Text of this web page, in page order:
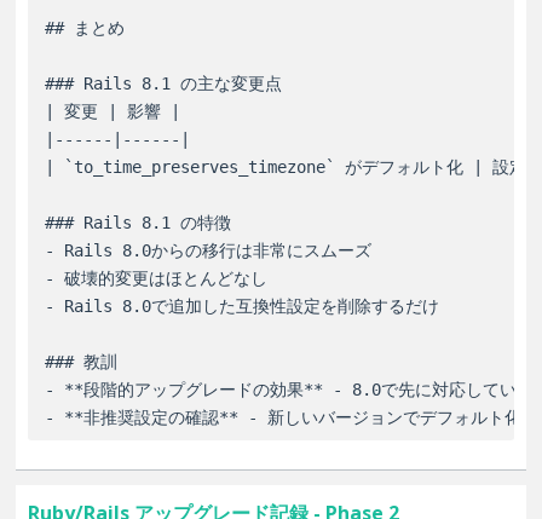
## まとめ
### Rails 8.1 の主な変更点
| 変更 | 影響 |
|------|------|
| `to_time_preserves_timezone` がデフォルト化 | 設定
### Rails 8.1 の特徴
- Rails 8.0からの移行は非常にスムーズ
- 破壊的変更はほとんどなし
- Rails 8.0で追加した互換性設定を削除するだけ
### 教訓
- **段階的アップグレードの効果** - 8.0で先に対応していた
Ruby/Rails アップグレード記録 - Phase 2